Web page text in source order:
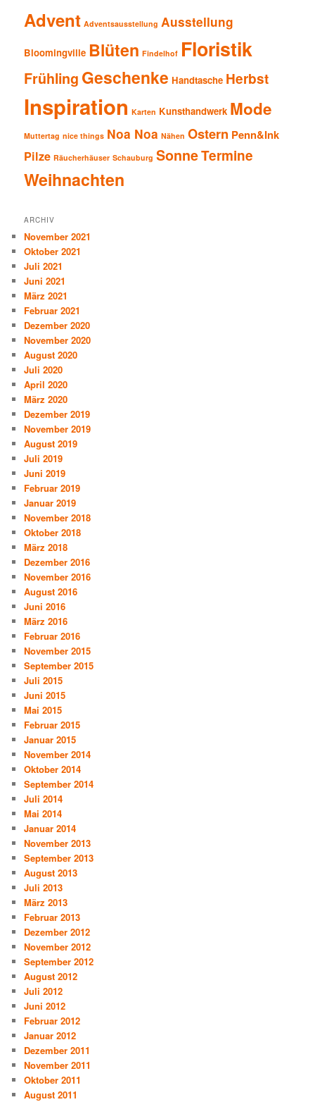
Advent Adventsausstellung Ausstellung
Bloomingville Blüten Findelhof Floristik
Frühling Geschenke Handtasche Herbst
Inspiration Karten Kunsthandwerk Mode
Muttertag nice things Noa Noa Nähen Ostern Penn&Ink
Pilze Räucherhäuser Schauburg SonneTermine
Weihnachten
ARCHIV
November 2021
Oktober 2021
Juli 2021
Juni 2021
März 2021
Februar 2021
Dezember 2020
November 2020
August 2020
Juli 2020
April 2020
März 2020
Dezember 2019
November 2019
August 2019
Juli 2019
Juni 2019
Februar 2019
Januar 2019
November 2018
Oktober 2018
März 2018
Dezember 2016
November 2016
August 2016
Juni 2016
März 2016
Februar 2016
November 2015
September 2015
Juli 2015
Juni 2015
Mai 2015
Februar 2015
Januar 2015
November 2014
Oktober 2014
September 2014
Juli 2014
Mai 2014
Januar 2014
November 2013
September 2013
August 2013
Juli 2013
März 2013
Februar 2013
Dezember 2012
November 2012
September 2012
August 2012
Juli 2012
Juni 2012
Februar 2012
Januar 2012
Dezember 2011
November 2011
Oktober 2011
August 2011